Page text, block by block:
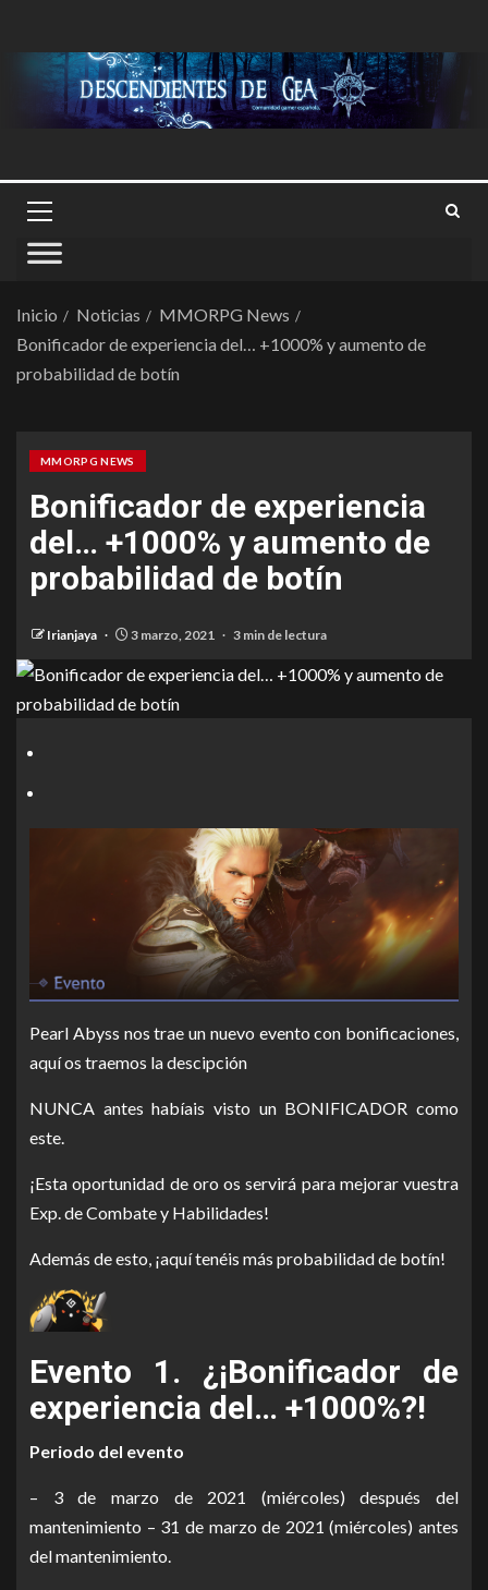
Inicio Noticias
MMORPG News
Bonificador de experiencia del… +1000% y aumento de
probabilidad de botín
MMORPG NEWS
Bonificador de experiencia
del… +1000% y aumento de
probabilidad de botín
Irianjaya 3 marzo, 2021 3 min de lectura
Pearl Abyss nos trae un nuevo evento con bonificaciones,
aquí os traemos la descipción
NUNCA antes habíais visto un BONIFICADOR como
este.
¡Esta oportunidad de oro os servirá para mejorar vuestra
Exp. de Combate y Habilidades!
Además de esto, ¡aquí tenéis más probabilidad de botín!
Evento 1. ¿¡Bonificador de
experiencia del… +1000%?!
Periodo del evento
– 3 de marzo de 2021 (miércoles) después del
mantenimiento – 31 de marzo de 2021 (miércoles) antes
del mantenimiento.